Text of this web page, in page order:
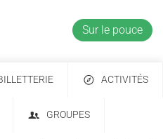
Sur le pouce
ACTIVITÉS
GROUPES